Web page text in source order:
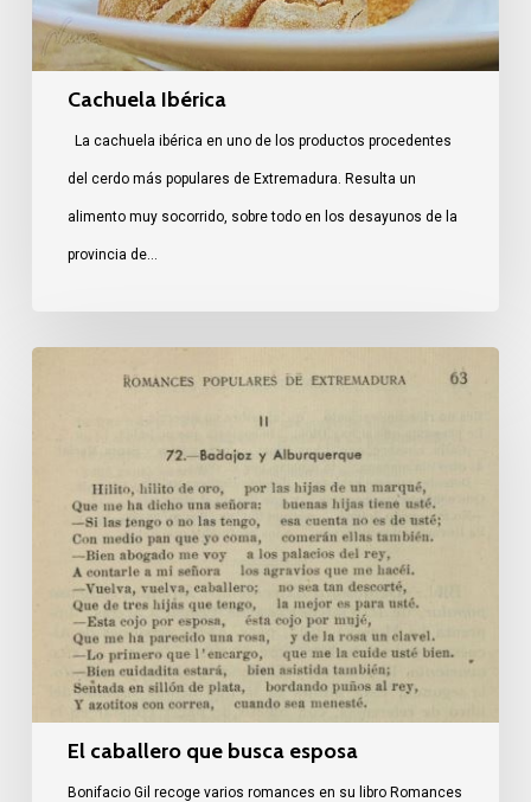
Cachuela Ibérica
La cachuela ibérica en uno de los productos procedentes
del cerdo más populares de Extremadura. Resulta un
alimento muy socorrido, sobre todo en los desayunos de la
provincia de…
esposa
El caballero que busca esposa
Bonifacio Gil recoge varios romances en su libro Romances